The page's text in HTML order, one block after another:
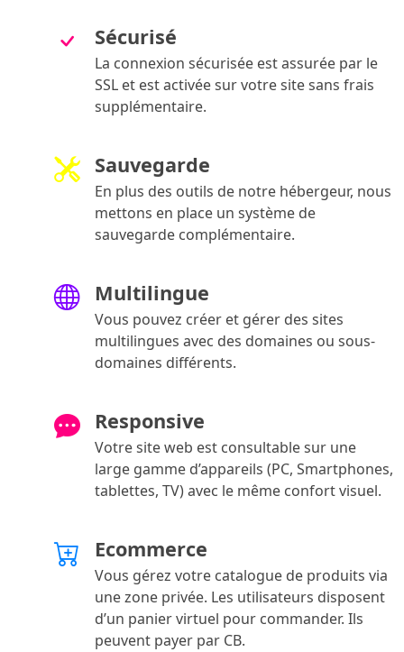
Sécurisé
La connexion sécurisée est assurée par le
SSL et est activée sur votre site sans frais
supplémentaire.
Sauvegarde
En plus des outils de notre hébergeur, nous
mettons en place un système de
sauvegarde complémentaire.
Multilingue
Vous pouvez créer et gérer des sites
multilingues avec des domaines ou sous-
domaines différents.
Responsive
Votre site web est consultable sur une
large gamme d’appareils (PC, Smartphones,
tablettes, TV) avec le même confort visuel.
Ecommerce
Vous gérez votre catalogue de produits via
une zone privée. Les utilisateurs disposent
d’un panier virtuel pour commander. Ils
peuvent payer par CB.